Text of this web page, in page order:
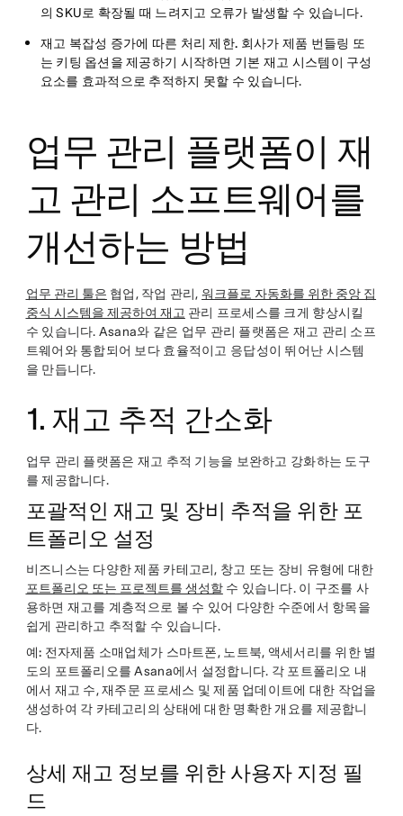
의 SKU로 확장될 때 느려지고 오류가 발생할 수 있습니다.
재고 복잡성 증가에 따른 처리 제한. 회사가 제품 번들링 또
는 키팅 옵션을 제공하기 시작하면 기본 재고 시스템이 구성
요소를 효과적으로 추적하지 못할 수 있습니다.
업무 관리 플랫폼이 재
고 관리 소프트웨어를
개선하는 방법
업무 관리 툴은 협업, 작업 관리,워크플로 자동화를 위한 중앙 집
중식 시스템을 제공하여 재고 관리 프로세스를 크게 향상시킬
수 있습니다. Asana와 같은 업무 관리 플랫폼은 재고 관리 소프
트웨어와 통합되어 보다 효율적이고 응답성이 뛰어난 시스템
을 만듭니다.
1. 재고 추적 간소화
업무 관리 플랫폼은 재고 추적 기능을 보완하고 강화하는 도구
를 제공합니다.
포괄적인 재고 및 장비 추적을 위한 포
트폴리오 설정
비즈니스는 다양한 제품 카테고리, 창고 또는 장비 유형에 대한
포트폴리오 또는 프로젝트를 생성할수 있습니다. 이 구조를 사
용하면 재고를 계층적으로 볼 수 있어 다양한 수준에서 항목을
쉽게 관리하고 추적할 수 있습니다.
예: 전자제품 소매업체가 스마트폰, 노트북, 액세서리를 위한 별
도의 포트폴리오를 Asana에서 설정합니다. 각 포트폴리오 내
에서 재고 수, 재주문 프로세스 및 제품 업데이트에 대한 작업을
생성하여 각 카테고리의 상태에 대한 명확한 개요를 제공합니
다.
상세 재고 정보를 위한 사용자 지정 필
드